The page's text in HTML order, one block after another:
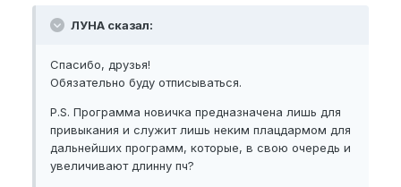
ЛУНА сказал:
Спасибо, друзья!
Обязательно буду отписываться.
P.S. Программа новичка предназначена лишь для
привыкания и служит лишь неким плацдармом для
дальнейших программ, которые, в свою очередь и
увеличивают длинну пч?